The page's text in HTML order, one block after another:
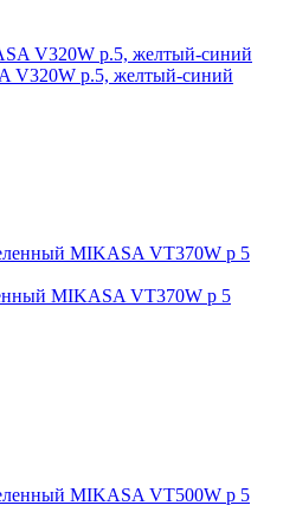
V320W р.5, желтый-синий
MIKASA VT370W р 5